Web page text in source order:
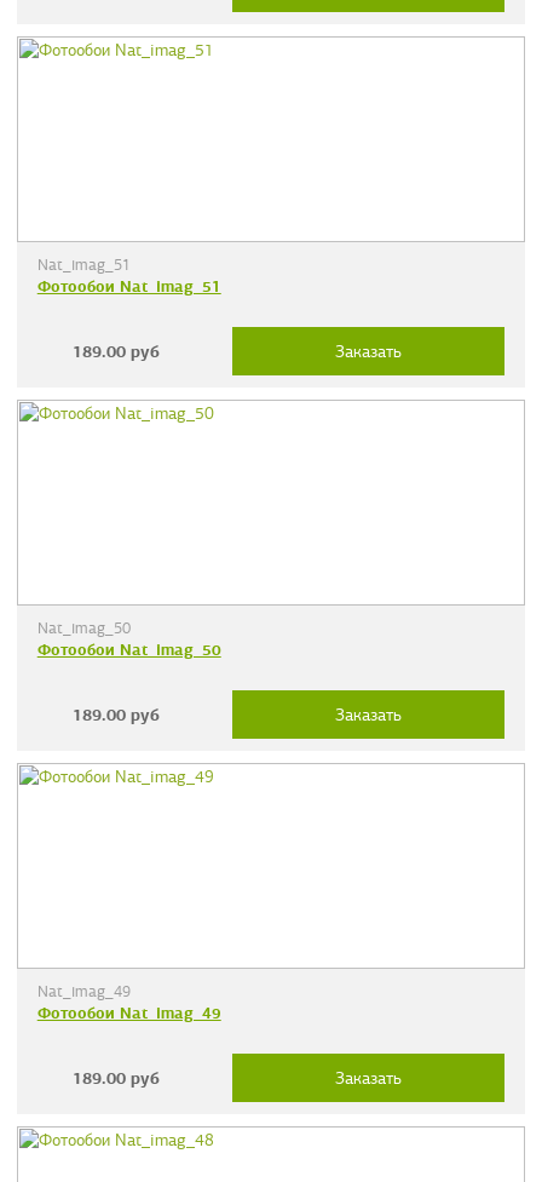
Nat_imag_51
Фотообои Nat_imag_51
189.00 руб Заказать
Nat_imag_50
Фотообои Nat_imag_50
189.00 руб Заказать
Nat_imag_49
Фотообои Nat_imag_49
189.00 руб Заказать